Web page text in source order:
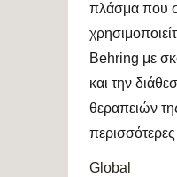
πλάσμα που
Behring με
και την
θεραπειών
Global